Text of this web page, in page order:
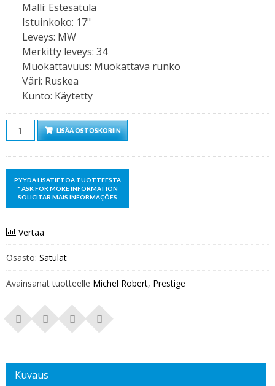
Malli: Estesatula
Istuinkoko: 17"
Leveys: MW
Merkitty leveys: 34
Muokattavuus: Muokattava runko
Väri: Ruskea
Kunto: Käytetty
Määrä LISÄÄ OSTOSKORIIN
Vertaa
Osasto: Satulat
Avainsanat tuotteelle Michel Robert, Prestige
Kuvaus